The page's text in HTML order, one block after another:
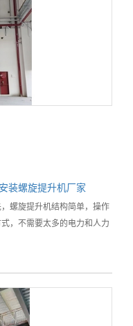
装螺旋提升机厂家
螺旋提升机结构简单，操作
，不需要太多的电力和人力
似于螺旋输送机，可以连续
平稳、可